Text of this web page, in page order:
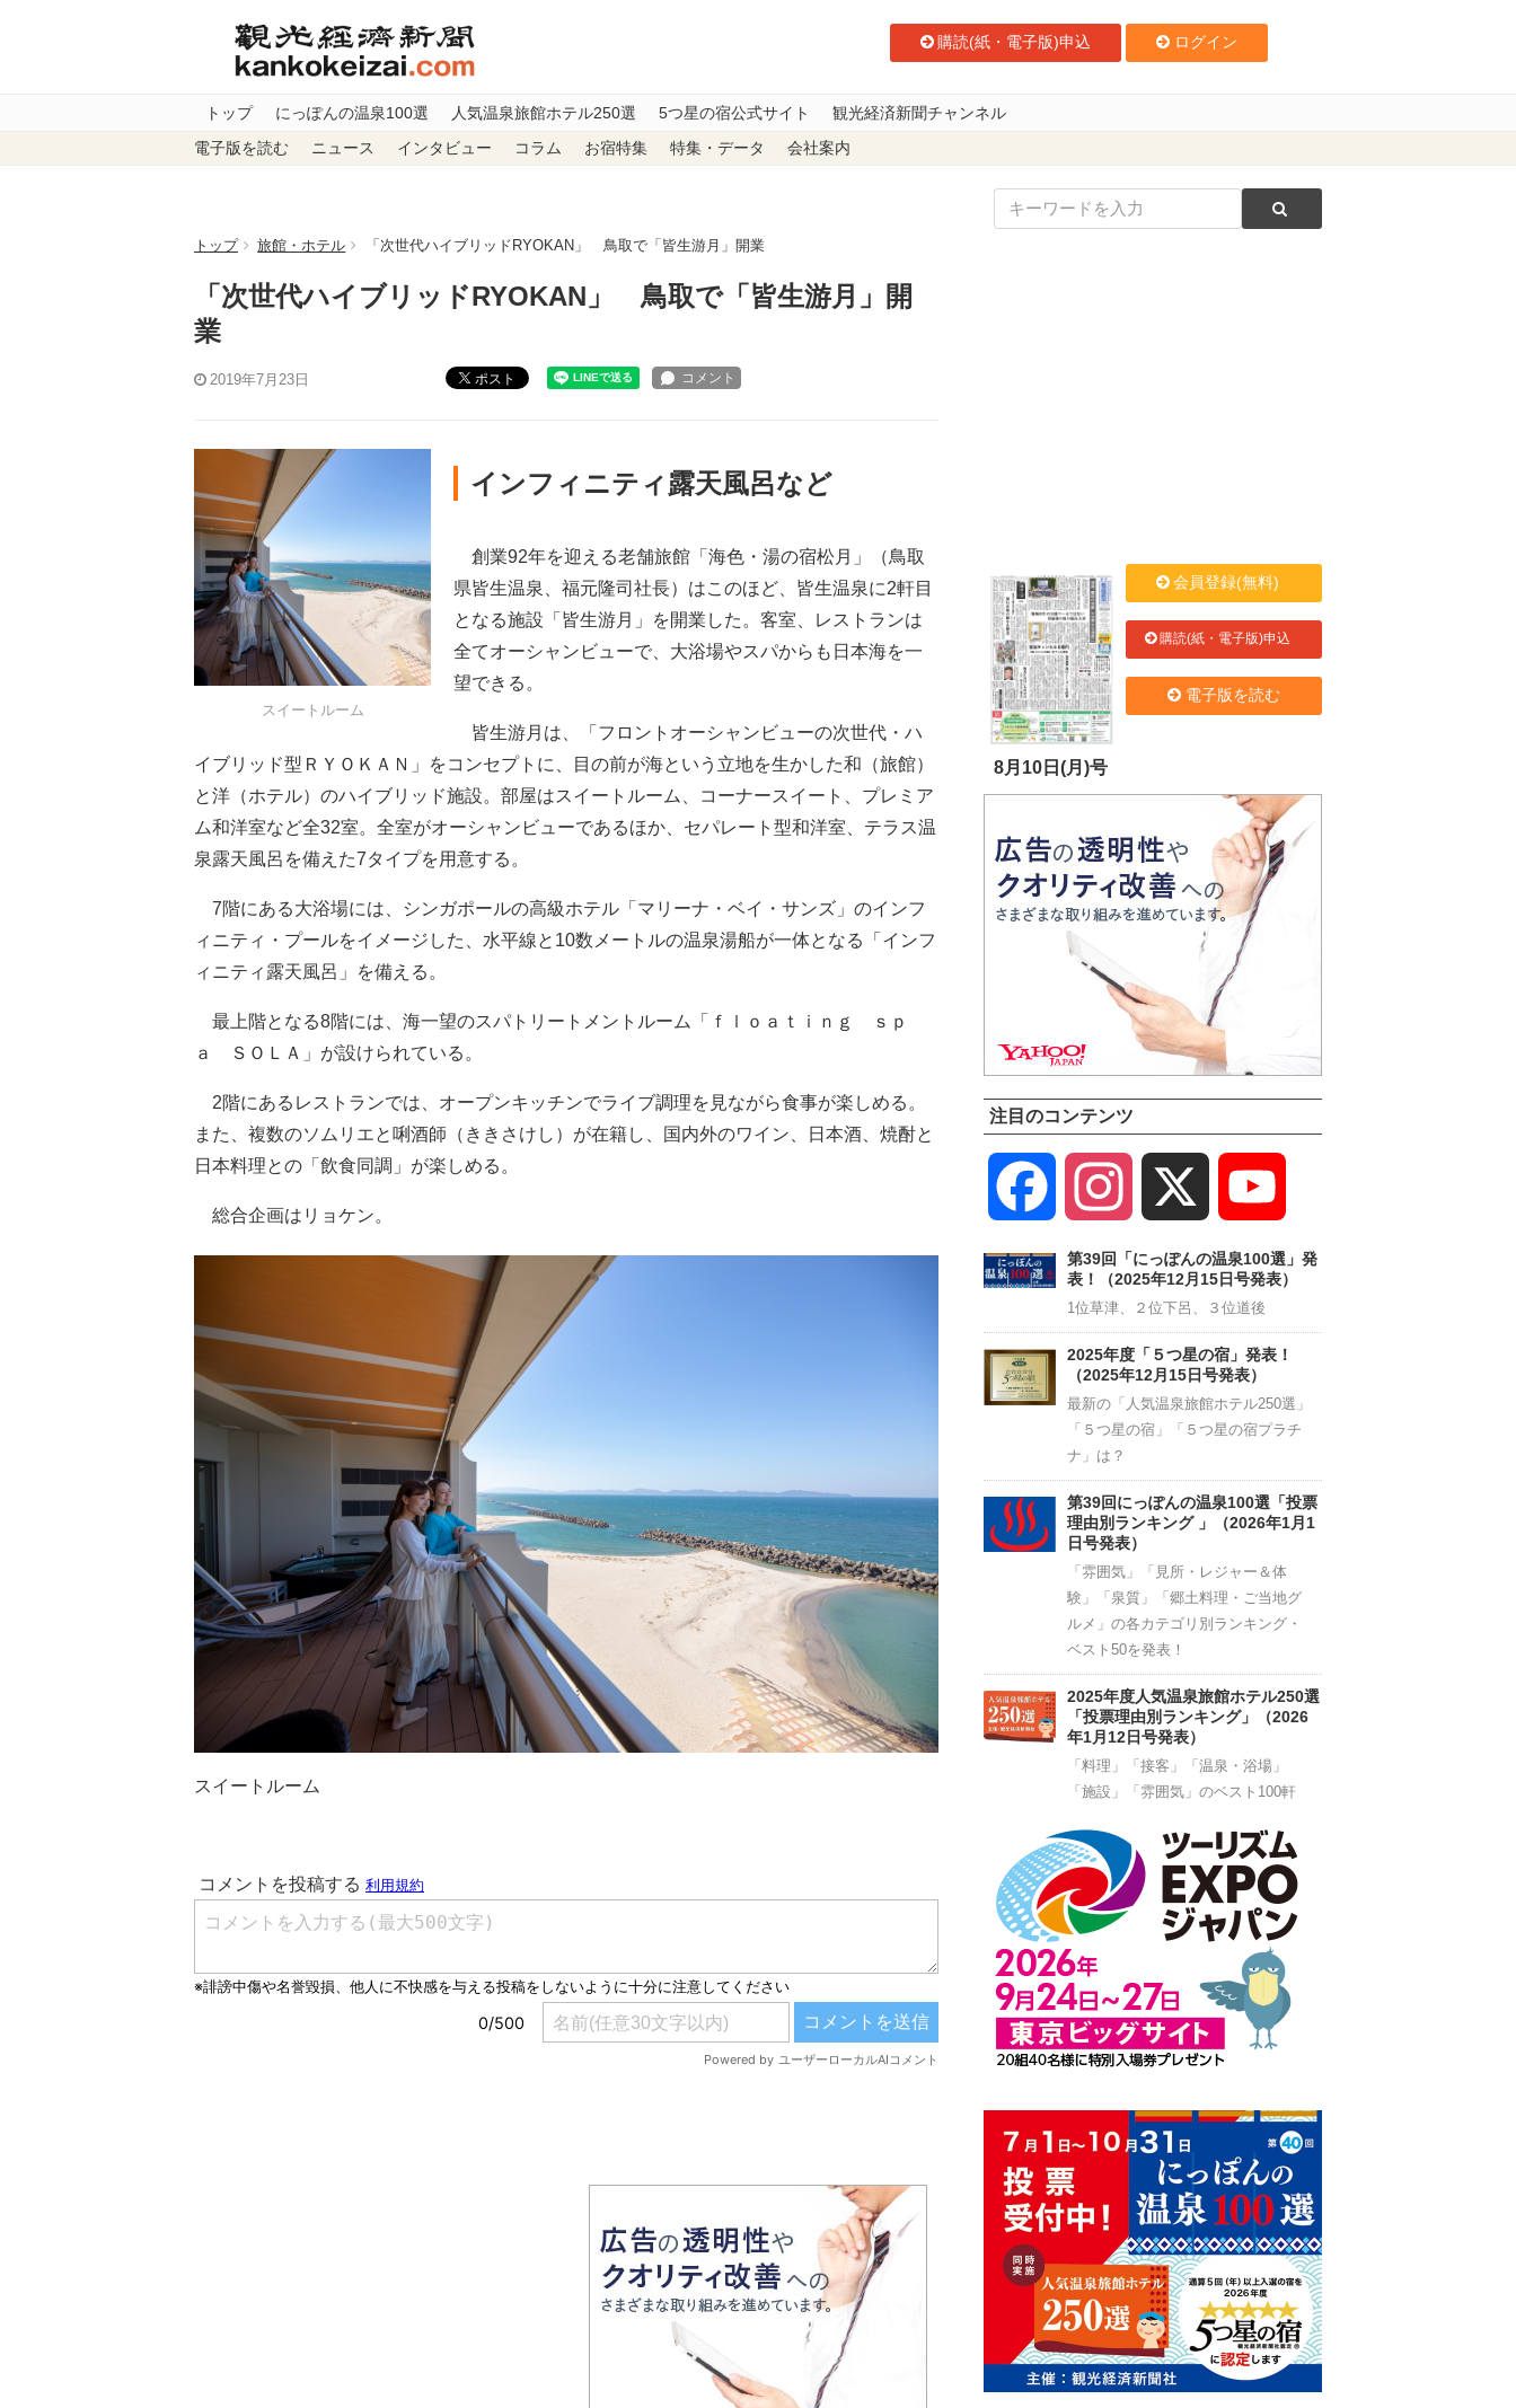
購読(紙・電子版)申込 ログイン
トップ にっぽんの温泉100選 人気温泉旅館ホテル250選 5つ星の宿公式サイト 観光経済新聞チャンネル
電子版を読む ニュース インタビュー コラム お宿特集 特集・データ 会社案内
トップ 旅館・ホテル 「次世代ハイブリッドRYOKAN」 鳥取で「皆生游月」開業
「次世代ハイブリッドRYOKAN」 鳥取で「皆生游月」開
業
2019年7月23日 ポスト
スイートルーム
インフィニティ露天風呂など
創業92年を迎える老舗旅館「海色・湯の宿松月」（鳥取
県皆生温泉、福元隆司社長）はこのほど、皆生温泉に2軒目
となる施設「皆生游月」を開業した。客室、レストランは
全てオーシャンビューで、大浴場やスパからも日本海を一
望できる。
皆生游月は、「フロントオーシャンビューの次世代・ハ
イブリッド型ＲＹＯＫＡＮ」をコンセプトに、目の前が海という立地を生かした和（旅館）
と洋（ホテル）のハイブリッド施設。部屋はスイートルーム、コーナースイート、プレミア
ム和洋室など全32室。全室がオーシャンビューであるほか、セパレート型和洋室、テラス温
泉露天風呂を備えた7タイプを用意する。
7階にある大浴場には、シンガポールの高級ホテル「マリーナ・ベイ・サンズ」のインフ
ィニティ・プールをイメージした、水平線と10数メートルの温泉湯船が一体となる「インフ
ィニティ露天風呂」を備える。
最上階となる8階には、海一望のスパトリートメントルーム「ｆｌｏａｔｉｎｇ ｓｐ
ａ ＳＯＬＡ」が設けられている。
2階にあるレストランでは、オープンキッチンでライブ調理を見ながら食事が楽しめる。
また、複数のソムリエと唎酒師（ききさけし）が在籍し、国内外のワイン、日本酒、焼酎と
日本料理との「飲食同調」が楽しめる。
総合企画はリョケン。
スイートルーム
8月10日(月)号
会員登録(無料)
購読(紙・電子版)申込
電子版を読む
注目のコンテンツ
Facebook Instagram
Channel
第39回「にっぽんの温泉100選」発
表！（2025年12月15日号発表）
1位草津、２位下呂、３位道後
2025年度「５つ星の宿」発表！
（2025年12月15日号発表）
最新の「人気温泉旅館ホテル250選」
「５つ星の宿」「５つ星の宿プラチ
ナ」は？
第39回にっぽんの温泉100選「投票
理由別ランキング 」（2026年1月1
日号発表）
「雰囲気」「見所・レジャー＆体
験」「泉質」「郷土料理・ご当地グ
ルメ」の各カテゴリ別ランキング・
ベスト50を発表！
2025年度人気温泉旅館ホテル250選
「投票理由別ランキング」（2026
年1月12日号発表）
「料理」「接客」「温泉・浴場」
「施設」「雰囲気」のベスト100軒